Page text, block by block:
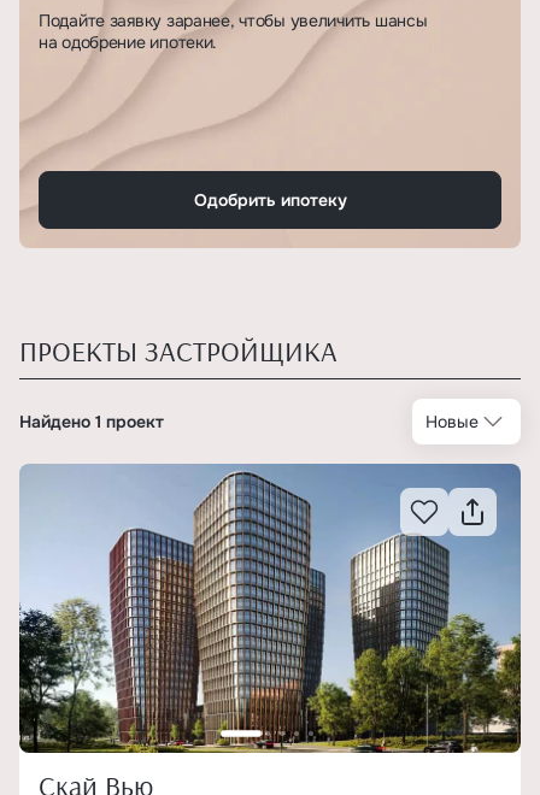
Подайте заявку заранее, чтобы увеличить шансы
на одобрение ипотеки.
Одобрить ипотеку
ПРОЕКТЫ ЗАСТРОЙЩИКА
Найдено 1 проект Новые
Скай Вью